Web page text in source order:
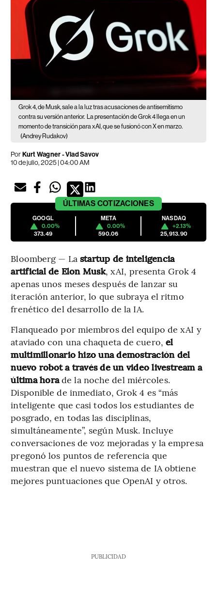
Grok 4, de Musk, sale a la luz tras acusaciones de antisemitismo
contra su versión anterior. La presentación de Grok 4 llega en un
momento de transición para xAI, que se fusionó con X en marzo.
(Andrey Rudakov)
PorKurt Wagner - Vlad Savov
10 de julio, 2025 | 04:00 AM
ÚLTIMAS COTIZACIONES
GOOGL
0.00%
373.49
META
0.00%
590.06
NASDAQ
+2.13%
25,913.90
Bloomberg — La startup de inteligencia
artificial de Elon Musk, xAI, presenta Grok 4
apenas unos meses después de lanzar su
iteración anterior, lo que subraya el ritmo
frenético del desarrollo de la IA.
Flanqueado por miembros del equipo de xAI y
ataviado con una chaqueta de cuero, el
multimillonario hizo una demostración del
nuevo robot a través de un video livestream a
última horade la noche del miércoles.
Disponible de inmediato, Grok 4 es “más
inteligente que casi todos los estudiantes de
posgrado, en todas las disciplinas,
simultáneamente”, según Musk. Incluye
conversaciones de voz mejoradas y la empresa
pregonó los puntos de referencia que
muestran que el nuevo sistema de IA obtiene
mejores puntuaciones que OpenAI y otros.
PUBLICIDAD